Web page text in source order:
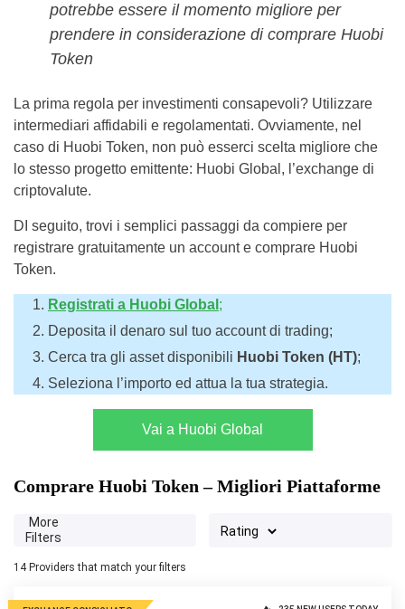
potrebbe essere il momento migliore per
prendere in considerazione di comprare Huobi
Token
La prima regola per investimenti consapevoli? Utilizzare
intermediari affidabili e regolamentati. Ovviamente, nel
caso di Huobi Token, non può esserci scelta migliore che
lo stesso progetto emittente: Huobi Global, l’exchange di
criptovalute.
DI seguito, trovi i semplici passaggi da compiere per
registrare gratuitamente un account e comprare Huobi
Token.
Registrati a Huobi Global ;
Deposita il denaro sul tuo account di trading;
Cerca tra gli asset disponibili Huobi Token (HT);
Seleziona l’importo ed attua la tua strategia.
Vai a Huobi Global
Comprare Huobi Token – Migliori Piattaforme
More
Filters
14 Providers that match your filters